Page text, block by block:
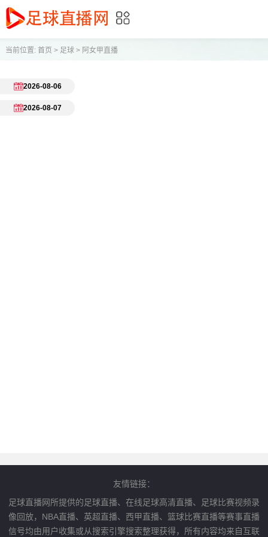
当前位置: 首页 > 足球> 阿女甲直播
2026-08-06
2026-08-07
友情链接：
足球直播网所提供的足球直播、在线足球高清直播、足球比赛视频录
像回放，NBA直播、英超直播、西甲直播、篮球比赛直播等赛事直播
信号均由用户收集或从搜索引擎搜索整理获得，所有内容均来自互联